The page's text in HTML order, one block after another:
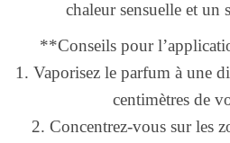
chaleur sensuelle et un
**Conseils pour
1. Vaporisez le parfum à une
centimètres de
2. Concentrez-vous sur les